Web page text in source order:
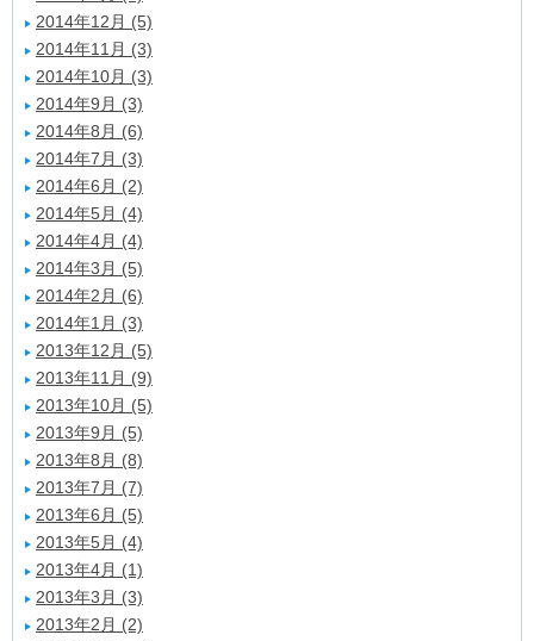
2014年12月 (5)
2014年11月 (3)
2014年10月 (3)
2014年9月 (3)
2014年8月 (6)
2014年7月 (3)
2014年6月 (2)
2014年5月 (4)
2014年4月 (4)
2014年3月 (5)
2014年2月 (6)
2014年1月 (3)
2013年12月 (5)
2013年11月 (9)
2013年10月 (5)
2013年9月 (5)
2013年8月 (8)
2013年7月 (7)
2013年6月 (5)
2013年5月 (4)
2013年4月 (1)
2013年3月 (3)
2013年2月 (2)